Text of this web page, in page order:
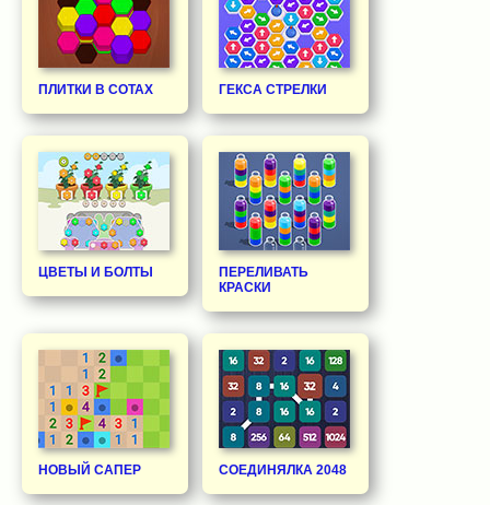
ПЛИТКИ В СОТАХ ГЕКСА СТРЕЛКИ
ЦВЕТЫ И БОЛТЫ
ПЕРЕЛИВАТЬ
КРАСКИ
НОВЫЙ САПЕР СОЕДИНЯЛКА 2048